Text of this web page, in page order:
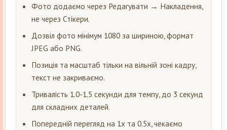
Фото додаємо через Редагувати → Накладення,
не через Стікери.
Дозвіл фото мінімум 1080 за шириною, формат
JPEG або PNG.
Позиція та масштаб тільки на вільній зоні кадру,
текст не закриваємо.
Тривалість 1.0-1.5 секунди для темпу, до 3 секунд
для складних деталей.
Попередній перегляд на 1x та 0.5x, чекаємо